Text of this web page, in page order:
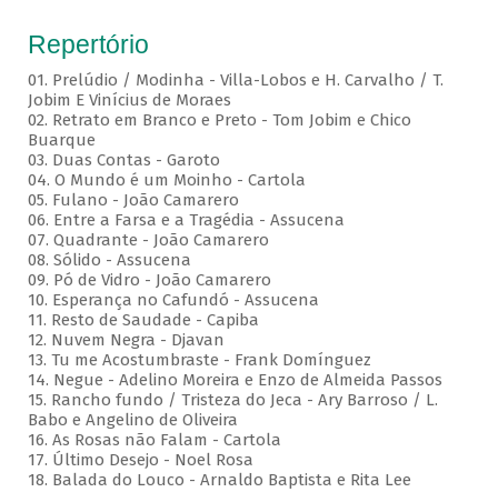
Repertório
01. Prelúdio / Modinha - Villa-Lobos e H. Carvalho / T.
Jobim E Vinícius de Moraes
02. Retrato em Branco e Preto - Tom Jobim e Chico
Buarque
03. Duas Contas - Garoto
04. O Mundo é um Moinho - Cartola
05. Fulano - João Camarero
06. Entre a Farsa e a Tragédia - Assucena
07. Quadrante - João Camarero
08. Sólido - Assucena
09. Pó de Vidro - João Camarero
10. Esperança no Cafundó - Assucena
11. Resto de Saudade - Capiba
12. Nuvem Negra - Djavan
13. Tu me Acostumbraste - Frank Domínguez
14. Negue - Adelino Moreira e Enzo de Almeida Passos
15. Rancho fundo / Tristeza do Jeca - Ary Barroso / L.
Babo e Angelino de Oliveira
16. As Rosas não Falam - Cartola
17. Último Desejo - Noel Rosa
18. Balada do Louco - Arnaldo Baptista e Rita Lee